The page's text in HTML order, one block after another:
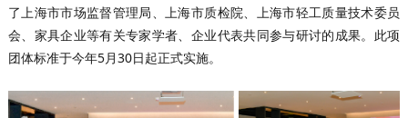
了上海市市场监督管理局、上海市质检院、上海市轻工质量技术委员
会、家具企业等有关专家学者、企业代表共同参与研讨的成果。此项
团体标准于今年5月30日起正式实施。